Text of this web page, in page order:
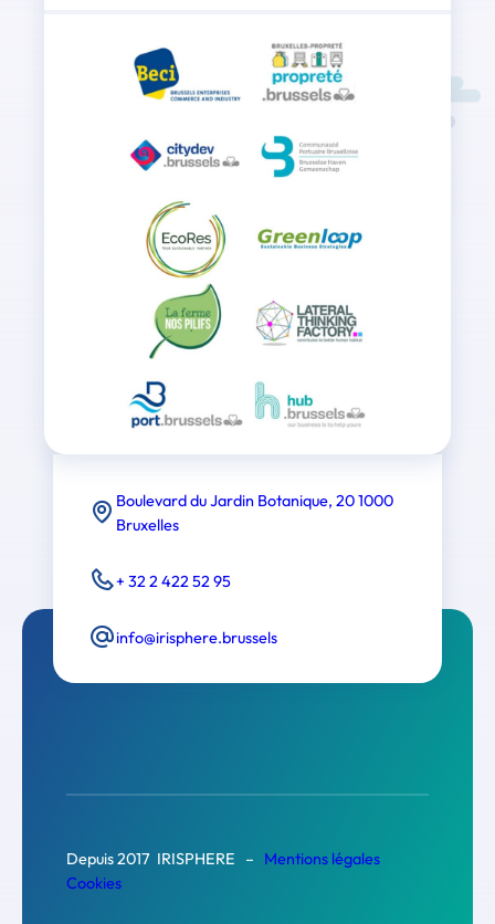
Boulevard du Jardin Botanique, 20 1000
Bruxelles
+ 32 2 422 52 95
info@irisphere.brussels
Depuis 2017 IRISPHERE – Mentions légales
Cookies